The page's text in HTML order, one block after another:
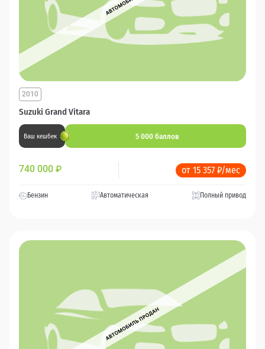
Suzuki Grand Vitara
2010
Ваш кешбек 5 000 баллов
740 000 ₽ от 15 357 ₽/мес
Бензин Автоматическая Полный привод